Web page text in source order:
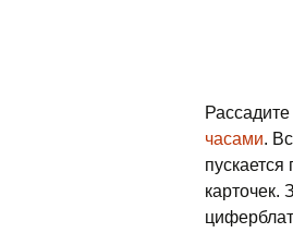
часами.
карточек.